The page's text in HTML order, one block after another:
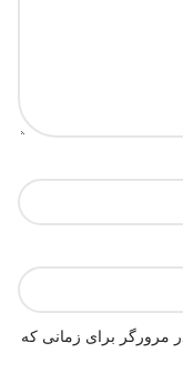
مرورگر برای زمانی که